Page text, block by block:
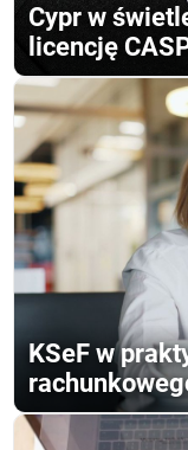
Cypr w
licencję
KSeF w